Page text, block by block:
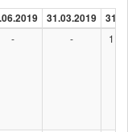
31.03.2019
- - 1